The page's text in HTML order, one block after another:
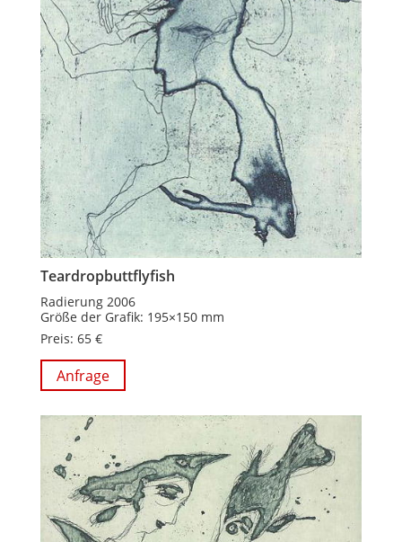
Teardropbuttflyfish
Radierung 2006
Größe der Grafik: 195×150 mm
Preis: 65 €
Anfrage